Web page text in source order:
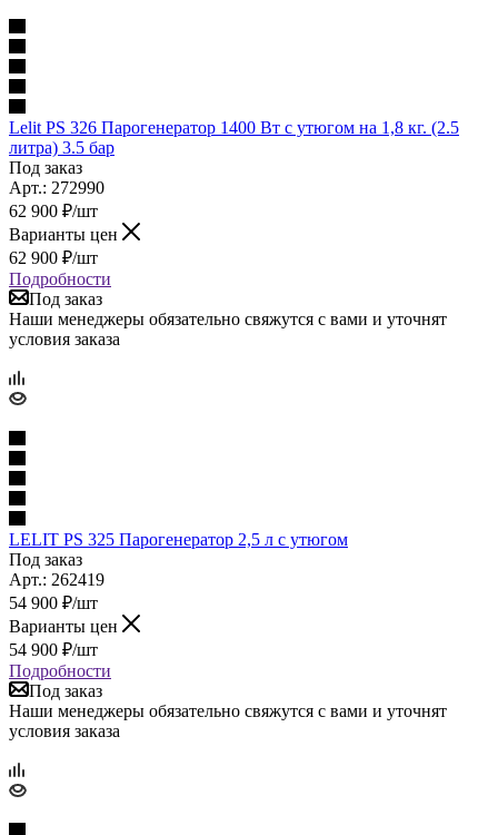
Lelit PS 326 Парогенератор 1400 Вт с утюгом на 1,8 кг. (2.5
литра) 3.5 бар
Под заказ
Арт.: 272990
62 900 ₽/шт
Варианты цен
62 900 ₽/шт
Подробности
Под заказ
Наши менеджеры обязательно свяжутся с вами и уточнят
условия заказа
LELIT PS 325 Парогенератор 2,5 л с утюгом
Под заказ
Арт.: 262419
54 900 ₽/шт
Варианты цен
54 900 ₽/шт
Подробности
Под заказ
Наши менеджеры обязательно свяжутся с вами и уточнят
условия заказа